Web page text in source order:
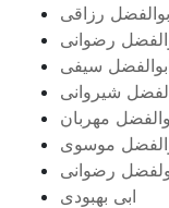
رزاقی
رضوانی
سیفی
شیروانی
مهربان
موسوی
رضوانی
ابی بهبودی